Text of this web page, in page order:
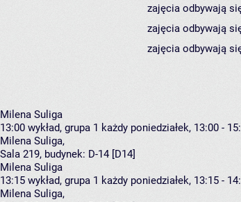
zajęcia odbywają
zajęcia odbywają
zajęcia odbywają
Milena Suliga
13:00 wykład, grupa 1 każdy poniedziałek, 13:00 -
Milena Suliga,
Sala 219, budynek: D-14 [D14]
Milena Suliga
13:15 wykład, grupa 1 każdy poniedziałek, 13:15 -
Milena Suliga,